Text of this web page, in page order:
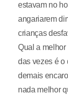
estavam no
angariarem
crianças
Qual a melhor
das vezes é o
demais
nada melhor